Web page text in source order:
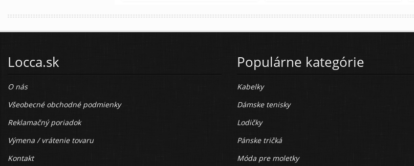
Locca.sk
O nás
Všeobecné obchodné podmienky
Reklamačný poriadok
Výmena / vrátenie tovaru
Kontakt
Populárne kategórie
Kabelky
Dámske tenisky
Lodičky
Pánske tričká
Móda pre moletky